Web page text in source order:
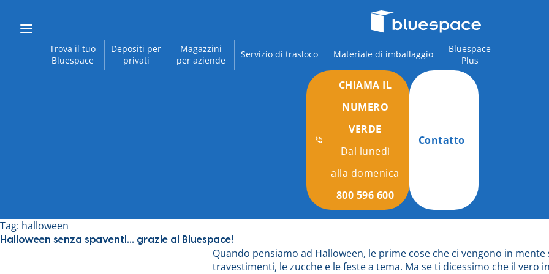
Trova il tuo
Bluespace
Depositi per
privati
Magazzini
per aziende
Servizio di trasloco Materiale di imballaggio
Bluespace
Plus
CHIAMA IL
NUMERO
VERDE
Dal lunedì
alla domenica
800 596 600
Contatto
Tag: halloween
Halloween senza spaventi… grazie ai Bluespace!
Quando pensiamo ad Halloween, le prime cose che ci vengono in mente
travestimenti, le zucche e le feste a tema. Ma se ti dicessimo che il vero